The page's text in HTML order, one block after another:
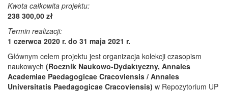
Kwota całkowita projektu:
238 300,00 zł
Termin realizacji:
1 czerwca 2020 r. do 31 maja 2021 r.
Głównym celem projektu jest organizacja kolekcji czasopism
naukowych (Rocznik Naukowo-Dydaktyczny, Annales
Academiae Paedagogicae Cracoviensis / Annales
Universitatis Paedagogicae Cracoviensis) w Repozytorium UP